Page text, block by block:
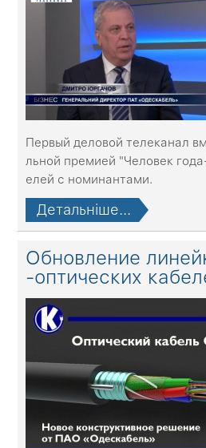
Первый деловой телеканал
льной премией "Человек
елей с номинантами.
Детальніше...
Обновление
-оптических